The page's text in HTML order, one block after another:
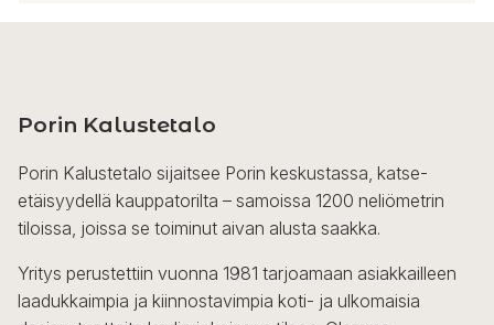
muunnelma.
tehdä
valinnat
tuotteen
sivulla.
Porin Kalustetalo
Porin Kalustetalo sijaitsee Porin keskustassa, katse-
etäisyydellä kauppatorilta – samoissa 1200 neliömetrin
tiloissa, joissa se toiminut aivan alusta saakka.
Yritys perustettiin vuonna 1981 tarjoamaan asiakkailleen
laadukkaimpia ja kiinnostavimpia koti- ja ulkomaisia